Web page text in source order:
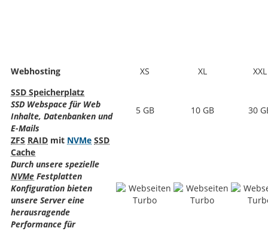
Webhosting XS XL
XXL
SSD Speicherplatz
SSD Webspace für Web
Inhalte, Datenbanken und
E-Mails
5 GB 10 GB 30
ZFS RAID mit NVMe SSD
Cache
Durch unsere spezielle
NVMe Festplatten
Konfiguration bieten
unsere Server eine
herausragende
Performance für